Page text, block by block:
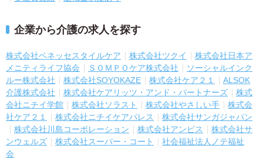
企業から介護の求人を探す
株式会社ベネッセスタイルケア 株式会社ツクイ
株式会社日本ア
メニティライフ協会
ＳＯＭＰＯケア株式会社
ソーシャルインク
ルー株式会社
株式会社SOYOKAZE 株式会社ケア２１
ALSOK
介護株式会社
株式会社ケアリッツ・アンド・パートナーズ
株式
会社ニチイ学館
株式会社ソラスト 株式会社やさしい手
株式会
社ケア２１
株式会社ニチイケアパレス
株式会社サンガジャパン
株式会社川島コーポレーション
株式会社アンビス
株式会社サ
ンウェルズ
株式会社スーパー・コート
社会福祉法人ノテ福祉
会